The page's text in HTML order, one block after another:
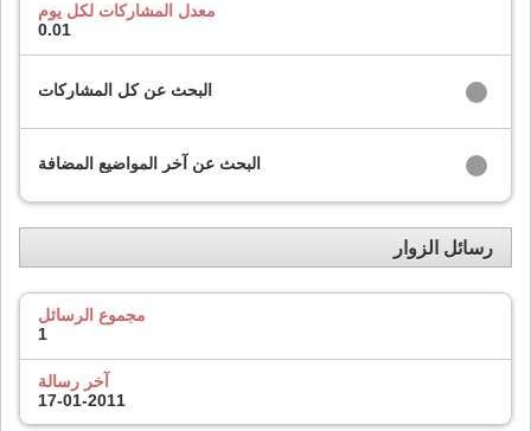
معدل المشاركات لكل يوم
0.01
البحث عن كل المشاركات
البحث عن آخر المواضيع المضافة
رسائل الزوار
مجموع الرسائل
1
آخر رسالة
17-01-2011